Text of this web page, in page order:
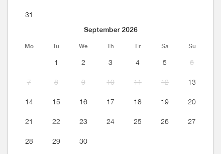
31
September 2026
Mo Tu We Th Fr Sa Su
1 2 3 4 5 6
7 8 9 10 11 12 13
14 15 16 17 18 19 20
21 22 23 24 25 26 27
28 29 30